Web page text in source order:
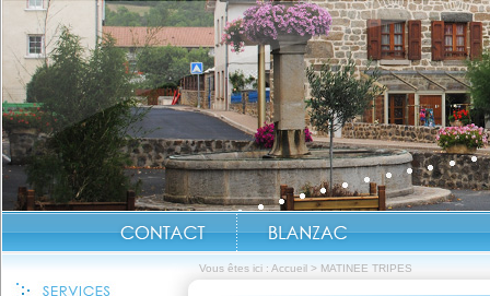
Vous êtes ici : Accueil > MATINEE TRIPES